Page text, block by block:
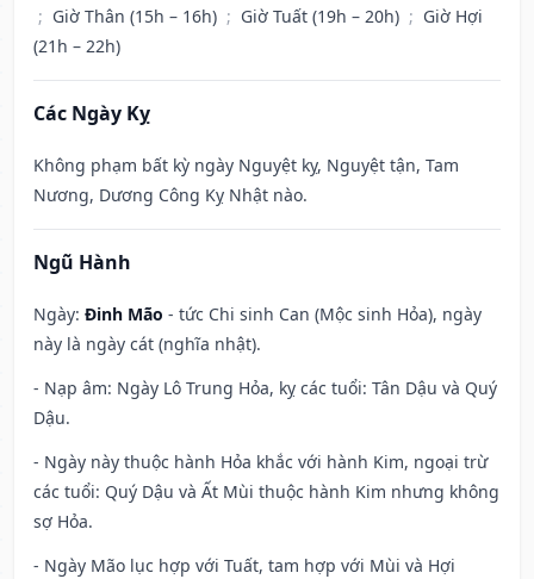
; Giờ Thân (15h – 16h) ; Giờ Tuất (19h – 20h) ; Giờ Hợi
(21h – 22h)
Các Ngày Kỵ
Không phạm bất kỳ ngày Nguyệt kỵ, Nguyệt tận, Tam
Nương, Dương Công Kỵ Nhật nào.
Ngũ Hành
Ngày: Đinh Mão - tức Chi sinh Can (Mộc sinh Hỏa), ngày
này là ngày cát (nghĩa nhật).
- Nạp âm: Ngày Lô Trung Hỏa, kỵ các tuổi: Tân Dậu và Quý
Dậu.
- Ngày này thuộc hành Hỏa khắc với hành Kim, ngoại trừ
các tuổi: Quý Dậu và Ất Mùi thuộc hành Kim nhưng không
sợ Hỏa.
- Ngày Mão lục hợp với Tuất, tam hợp với Mùi và Hợi